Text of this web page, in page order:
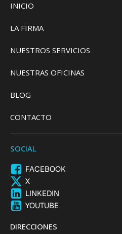
INICIO
LA FIRMA
NUESTROS SERVICIOS
NUESTRAS OFICINAS
BLOG
CONTACTO
SOCIAL
FACEBOOK
X
LINKEDIN
YOUTUBE
DIRECCIONES